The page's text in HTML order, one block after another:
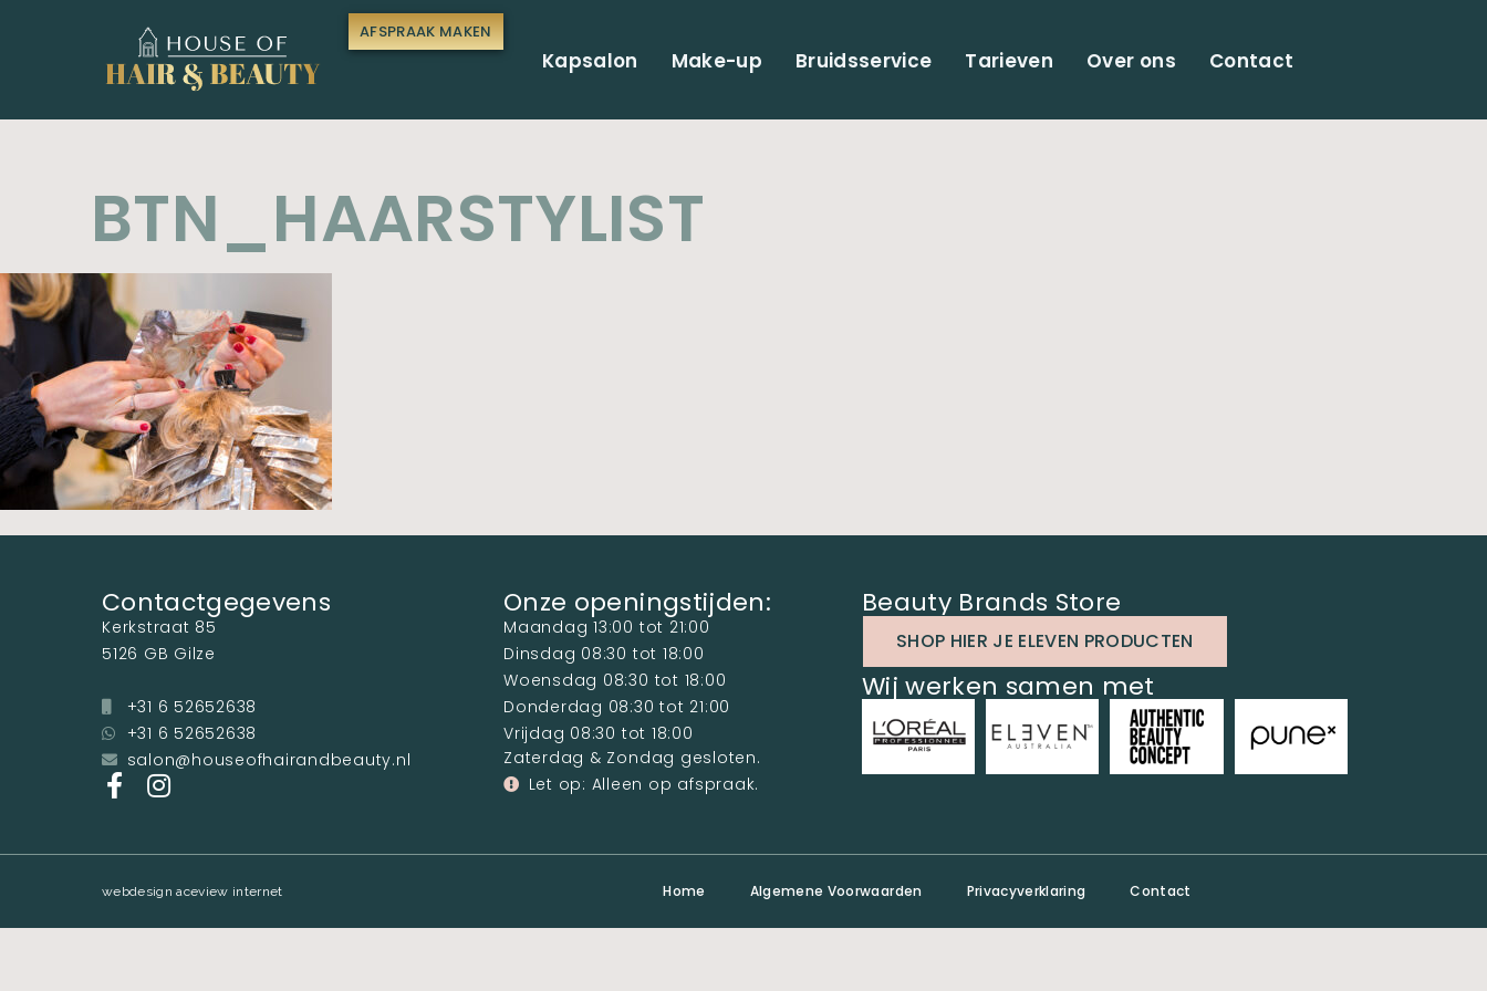
AFSPRAAK MAKEN
Kapsalon Make-up Bruidsservice Tarieven Over ons Contact
BTN_HAARSTYLIST
Contactgegevens
Kerkstraat 85
5126 GB Gilze
+31 6 52652638
+31 6 52652638
salon@houseofhairandbeauty.nl
Onze openingstijden:
Maandag 13:00 tot 21:00
Dinsdag 08:30 tot 18:00
Woensdag 08:30 tot 18:00
Donderdag 08:30 tot 21:00
Vrijdag 08:30 tot 18:00
Zaterdag & Zondag gesloten.
Let op: Alleen op afspraak.
Beauty Brands Store
SHOP HIER JE ELEVEN PRODUCTEN
Wij werken samen met
webdesign aceview internet Home Algemene Voorwaarden Privacyverklaring Contact